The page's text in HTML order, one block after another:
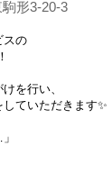
形3-20-3
スの
を行い、
ていただきます✨